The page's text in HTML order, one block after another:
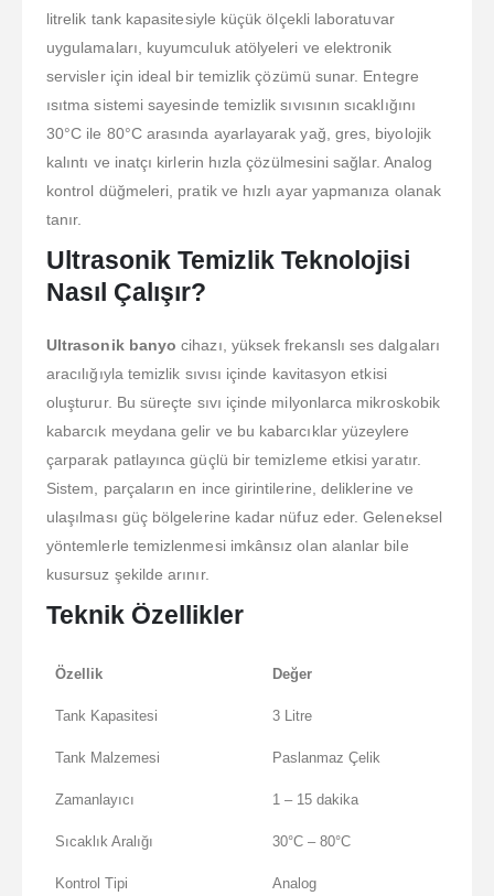
litrelik tank kapasitesiyle küçük ölçekli laboratuvar
uygulamaları, kuyumculuk atölyeleri ve elektronik
servisler için ideal bir temizlik çözümü sunar. Entegre
ısıtma sistemi sayesinde temizlik sıvısının sıcaklığını
30°C ile 80°C arasında ayarlayarak yağ, gres, biyolojik
kalıntı ve inatçı kirlerin hızla çözülmesini sağlar. Analog
kontrol düğmeleri, pratik ve hızlı ayar yapmanıza olanak
tanır.
Ultrasonik Temizlik Teknolojisi
Nasıl Çalışır?
Ultrasonik banyo cihazı, yüksek frekanslı ses dalgaları
aracılığıyla temizlik sıvısı içinde kavitasyon etkisi
oluşturur. Bu süreçte sıvı içinde milyonlarca mikroskobik
kabarcık meydana gelir ve bu kabarcıklar yüzeylere
çarparak patlayınca güçlü bir temizleme etkisi yaratır.
Sistem, parçaların en ince girintilerine, deliklerine ve
ulaşılması güç bölgelerine kadar nüfuz eder. Geleneksel
yöntemlerle temizlenmesi imkânsız olan alanlar bile
kusursuz şekilde arınır.
Teknik Özellikler
Özellik Değer
Tank Kapasitesi 3 Litre
Tank Malzemesi Paslanmaz Çelik
Zamanlayıcı 1 – 15 dakika
Sıcaklık Aralığı 30°C – 80°C
Kontrol Tipi Analog